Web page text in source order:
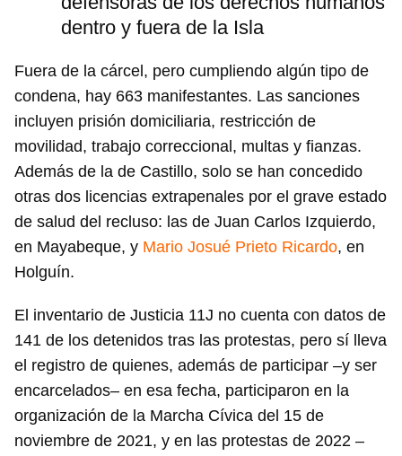
dentro y fuera de la Isla
Fuera de la cárcel, pero cumpliendo algún tipo de
condena, hay 663 manifestantes. Las sanciones
incluyen prisión domiciliaria, restricción de
movilidad, trabajo correccional, multas y fianzas.
Además de la de Castillo, solo se han concedido
otras dos licencias extrapenales por el grave estado
de salud del recluso: las de Juan Carlos Izquierdo,
en Mayabeque, y Mario Josué Prieto Ricardo, en
Holguín.
El inventario de Justicia 11J no cuenta con datos de
141 de los detenidos tras las protestas, pero sí lleva
el registro de quienes, además de participar –y ser
encarcelados– en esa fecha, participaron en la
organización de la Marcha Cívica del 15 de
noviembre de 2021, y en las protestas de 2022 –